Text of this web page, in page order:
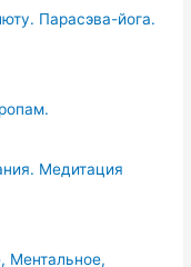
Парасэва-йога.
Медитация
Ментальное,